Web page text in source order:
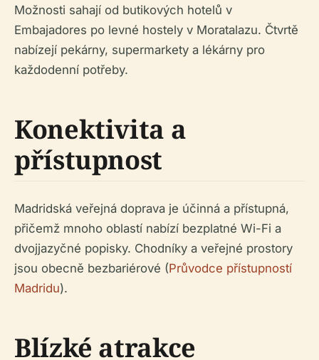
Možnosti sahají od butikových hotelů v
Embajadores po levné hostely v Moratalazu. Čtvrtě
nabízejí pekárny, supermarkety a lékárny pro
každodenní potřeby.
Konektivita a
přístupnost
Madridská veřejná doprava je účinná a přístupná,
přičemž mnoho oblastí nabízí bezplatné Wi-Fi a
dvojjazyčné popisky. Chodníky a veřejné prostory
jsou obecně bezbariérové (Průvodce přístupností
Madridu).
Blízké atrakce